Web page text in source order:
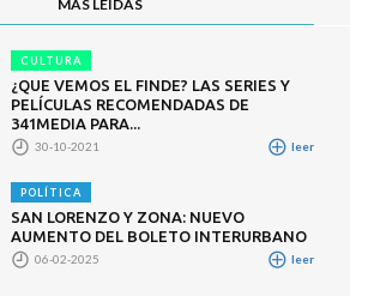
MAS LEIDAS
CULTURA
¿QUE VEMOS EL FINDE? LAS SERIES Y
PELÍCULAS RECOMENDADAS DE
341MEDIA PARA...
30-10-2021 leer
POLÍTICA
SAN LORENZO Y ZONA: NUEVO
AUMENTO DEL BOLETO INTERURBANO
06-02-2025 leer